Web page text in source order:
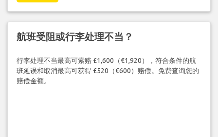
航班受阻或行李处理不当？
行李处理不当最高可索赔 £1,600（€1,920），符合条件的航
班延误和取消最高可获得 £520（€600）赔偿。免费查询您的
赔偿金额。